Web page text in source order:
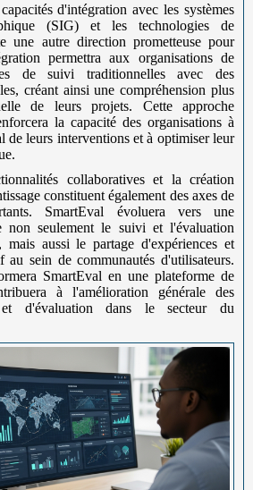
d'intégration avec les systèmes
(SIG) et les technologies de
une autre direction prometteuse pour
permettra aux organisations de
de suivi traditionnelles avec des
créant ainsi une compréhension plus
de leurs projets. Cette approche
la capacité des organisations à
de leurs interventions et à optimiser leur
collaboratives et la création
constituent également des axes de
SmartEval évoluera vers une
non seulement le suivi et l'évaluation
aussi le partage d'expériences et
au sein de communautés d'utilisateurs.
SmartEval en une plateforme de
à l'amélioration générale des
d'évaluation dans le secteur du